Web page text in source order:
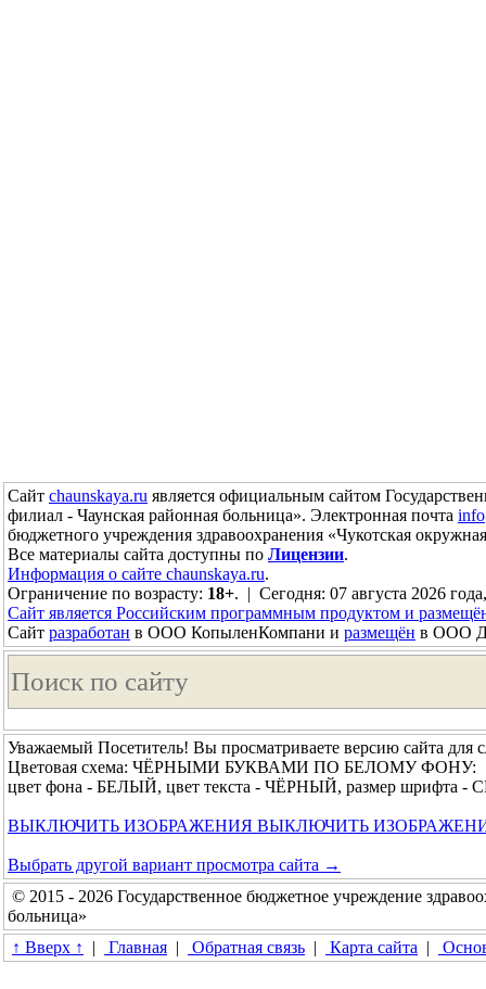
Сайт chaunskaya.ru является официальным сайтом
филиал - Чаунская районная больница». Электронная почта
бюджетного учреждения здравоохранения «Чукотская
Все материалы сайта доступны по Лицензии.
Информация о сайте chaunskaya.ru.
Ограничение по возрасту: 18+. | Сегодня: 07 августа 2026
Сайт является Российским программным продуктом и
Сайт разработан в ООО КопыленКомпани и размещён в ООО
Уважаемый Посетитель! Вы просматриваете версию сайта для
Цветовая схема: ЧЁРНЫМИ БУКВАМИ ПО БЕЛОМУ ФОНУ:
цвет фона - БЕЛЫЙ, цвет текста - ЧЁРНЫЙ, размер шрифта
ВЫКЛЮЧИТЬ ИЗОБРАЖЕНИЯ ВЫКЛЮЧИТЬ
Выбрать другой вариант просмотра сайта →
© 2015 - 2026 Государственное бюджетное учреждение
больница»
↑ Вверх ↑
| Главная | Обратная связь | Карта сайта |